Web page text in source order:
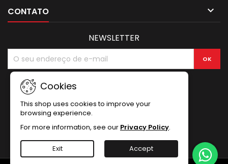
CONTATO 
Cookies
This shop uses cookies to improve your
browsing experience.
For more information, see our Privacy Policy.
Exit Accept
NEWSLETTER